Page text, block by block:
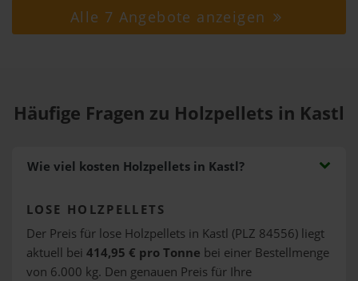
Alle 7 Angebote anzeigen
Häufige Fragen zu Holzpellets in Kastl
Wie viel kosten Holzpellets in Kastl?
LOSE HOLZPELLETS
Der Preis für lose Holzpellets in Kastl (PLZ 84556) liegt
aktuell bei 414,95 € pro Tonne bei einer Bestellmenge
von 6.000 kg. Den genauen Preis für Ihre